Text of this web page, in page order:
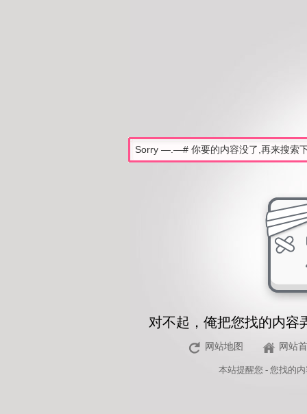
对不起，俺把您找的内容
网站地图 网站
本站提醒您 - 您找的